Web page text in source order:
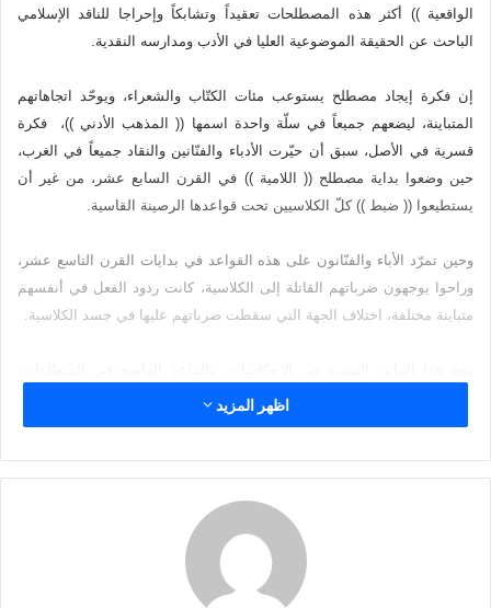
ب
ر
ل
ك
الواقعية )) أكثر هذه المصطلحات تعقيداً وتشابكاً وإحراجا للناقد الإسلامي
الباحث عن الحقيقة الموضوعية العليا في الأدب ومدارسه النقدية.
إن فكرة إيجاد مصطلح يستوعب مئات الكتّاب والشعراء، ويوحّد اتجاهاتهم
المتباينة، ليضعهم جميعاً في سلّة واحدة اسمها (( المذهب الأدني ))، فكرة
قسرية في الأصل، سبق أن حيّرت الأدباء والفنّانين والنقاد جميعاً في الغرب،
حين وضعوا بداية مصطلح (( اللامية )) في القرن السابع عشر، من غير أن
يستطيعوا (( ضبط )) كلّ الكلاسيين تحت قواعدها الرصينة القاسية.
وحين تمرّد الأباء والفنّانون على هذه القواعد في بدايات القرن التاسع عشر،
وراحوا يوجهون ضرباتهم القاتلة إلى الكلاسية، كانت ردود الفعل في أنفسهم
متباينة مختلفة، اختلاف الجهة التي سقطت ضرباتهم عليها في جسد الكلاسية.
أطلق على ردود الفعل تلك مصطلح نقدي واحد احتوى الأشتات المتغايرة
المتنافرة، تنافراً يفوق كثيراً ذلك الذي عرفته، الكلاسية من قبل، وكان مصطلح
ولكن اشتداد حركة البحث عن مذاهب فلسفية واجتماعية واقتصادية في أوربا
على مدى القرن التاسع عشر، ونشوء تيّارات فكرية غير متوقعة، ناشئة عن
تصادم (( حضارة الكتاب )) النازلة مع (( حضارة الآلة (( المساعدة ))، ثم إغراق
(( الرومانسيين )) في تكريس ردود فعلهم، على تباينها، أدى ذلك كله إلى
اظهر المزيد